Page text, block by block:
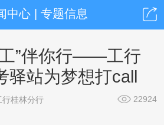
中心 | 专题信息
”伴你行——工行
驿站为梦想打call
行桂林分行 22924